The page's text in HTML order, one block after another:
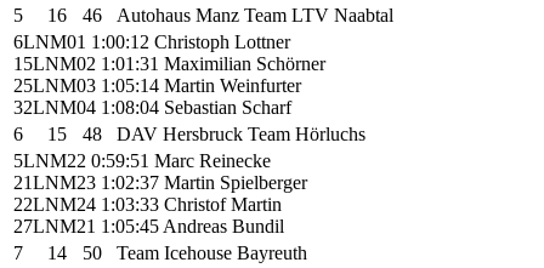
5
16 46
Autohaus Manz Team LTV Naabtal
6LNM01 1:00:12 Christoph Lottner
15LNM02 1:01:31 Maximilian Schörner
25LNM03 1:05:14 Martin Weinfurter
32LNM04 1:08:04 Sebastian Scharf
6
15 48
DAV Hersbruck Team Hörluchs
5LNM22 0:59:51 Marc Reinecke
21LNM23 1:02:37 Martin Spielberger
22LNM24 1:03:33 Christof Martin
27LNM21 1:05:45 Andreas Bundil
7
14 50
Team Icehouse Bayreuth